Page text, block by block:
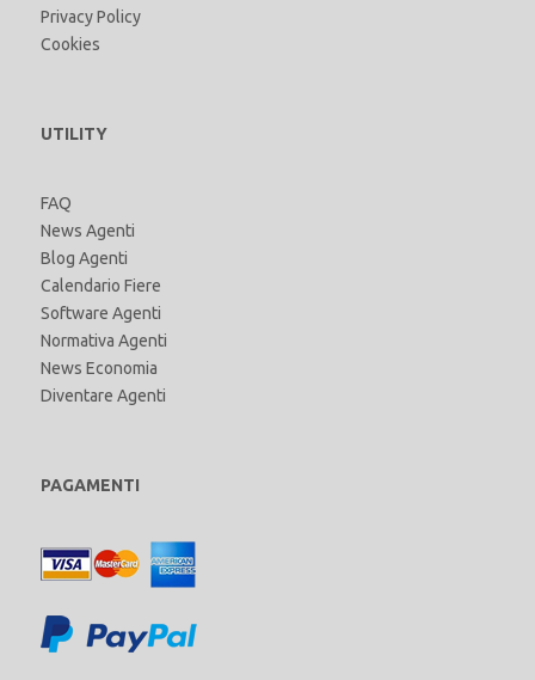
Privacy Policy
Cookies
UTILITY
FAQ
News Agenti
Blog Agenti
Calendario Fiere
Software Agenti
Normativa Agenti
News Economia
Diventare Agenti
PAGAMENTI